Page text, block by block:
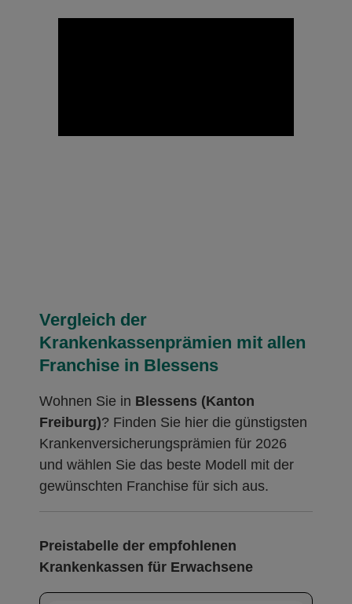
Vergleich der
Krankenkassenprämien mit allen
Franchise in Blessens
Wohnen Sie in Blessens (Kanton
Freiburg)? Finden Sie hier die günstigsten
Krankenversicherungsprämien für 2026
und wählen Sie das beste Modell mit der
gewünschten Franchise für sich aus.
Preistabelle der empfohlenen
Krankenkassen für Erwachsene